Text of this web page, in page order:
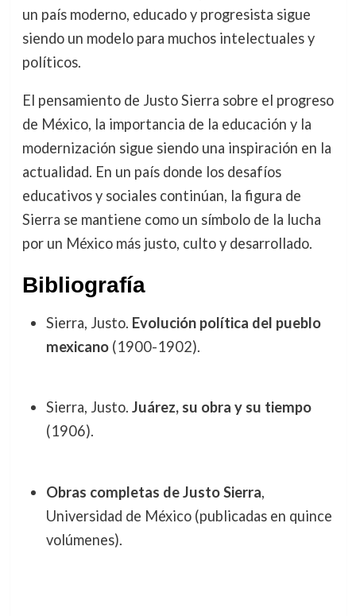
un país moderno, educado y progresista sigue
siendo un modelo para muchos intelectuales y
políticos.
El pensamiento de Justo Sierra sobre el progreso
de México, la importancia de la educación y la
modernización sigue siendo una inspiración en la
actualidad. En un país donde los desafíos
educativos y sociales continúan, la figura de
Sierra se mantiene como un símbolo de la lucha
por un México más justo, culto y desarrollado.
Bibliografía
Sierra, Justo. Evolución política del pueblo
mexicano(1900-1902).
Sierra, Justo. Juárez, su obra y su tiempo
(1906).
Obras completas de Justo Sierra,
Universidad de México (publicadas en quince
volúmenes).